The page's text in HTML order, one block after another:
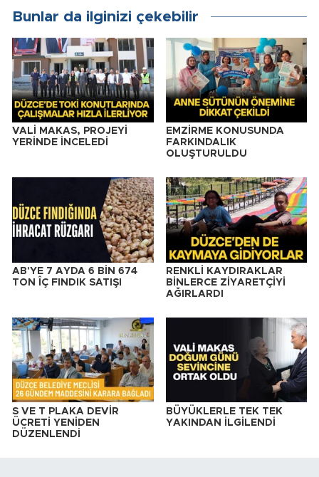
Bunlar da ilginizi çekebilir
VALİ MAKAS, PROJEYİ
YERİNDE İNCELEDİ
EMZİRME KONUSUNDA
FARKINDALIK
OLUŞTURULDU
AB'YE 7 AYDA 6 BİN 674
TON ÎÇ FINDIK SATIŞI
RENKLİ KAYDIRAKLAR
BİNLERCE ZİYARETÇİYİ
AĞIRLARDI
S VE T PLAKA DEVİR
ÜCRETİ YENİDEN
DÜZENLENDİ
BÜYÜKLERLE TEK TEK
YAKINDAN İLGİLENDİ